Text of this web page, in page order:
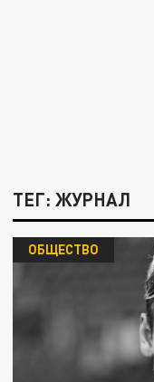
ТЕГ: ЖУРНАЛ
ОБЩЕСТВО